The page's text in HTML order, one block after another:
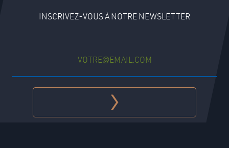
INSCRIVEZ-VOUS À NOTRE NEWSLETTER